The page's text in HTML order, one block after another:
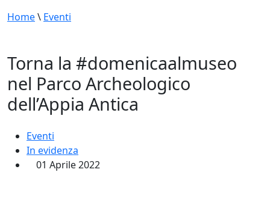
Home\ Eventi
Torna la #domenicaalmuseo
nel Parco Archeologico
dell’Appia Antica
Eventi
In evidenza
01 Aprile 2022